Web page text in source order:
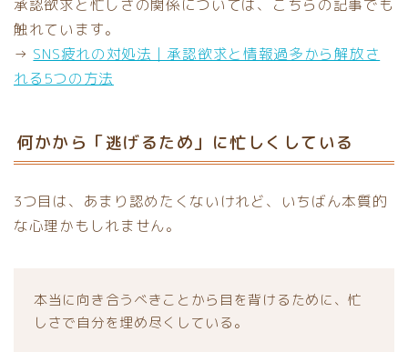
承認欲求と忙しさの関係については、こちらの記事でも
触れています。
→ SNS疲れの対処法｜承認欲求と情報過多から解放さ
れる5つの方法
何かから「逃げるため」に忙しくしている
3つ目は、あまり認めたくないけれど、いちばん本質的
な心理かもしれません。
本当に向き合うべきことから目を背けるために、忙
しさで自分を埋め尽くしている。